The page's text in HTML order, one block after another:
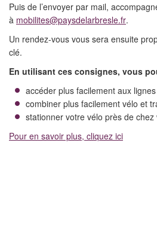
Puis de l’envoyer par mail,
à mobilites@paysdelarbresle.fr.
Un rendez-vous vous sera ensuite
clé.
En utilisant ces consignes, vous
accéder plus facilement aux
combiner plus facilement vélo et
stationner votre vélo près de
Pour en savoir plus, cliquez ici